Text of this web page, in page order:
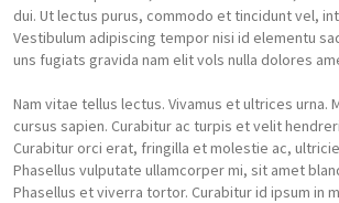
dui. Ut lectus purus, commodo et tincidunt vel,
Vestibulum adipiscing tempor nisi id elementu
uns fugiats gravida nam elit vols nulla dolores
Nam vitae tellus lectus. Vivamus et ultrices urna.
cursus sapien. Curabitur ac turpis et velit
Curabitur orci erat, fringilla et molestie ac,
Phasellus vulputate ullamcorper mi, sit amet
Phasellus et viverra tortor. Curabitur id ipsum in